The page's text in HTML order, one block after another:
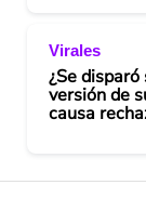
Virales
¿Se disparó
versión de
causa